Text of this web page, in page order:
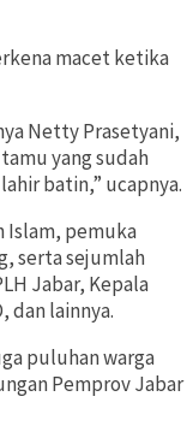
macet ketika
Netty Prasetyani,
yang sudah
batin,” ucapnya.
Islam, pemuka
serta sejumlah
Jabar, Kepala
dan lainnya.
puluhan warga
Pemprov Jabar